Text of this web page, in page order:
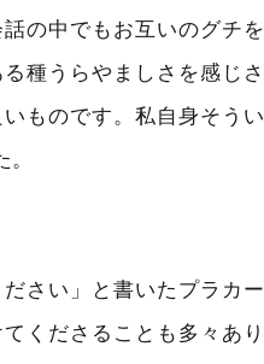
の中でもお互いのグチを
種うらやましさを感じさ
ものです。私自身そうい
さい」と書いたプラカー
くださることも多々あり